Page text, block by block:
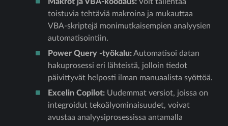
Makrot ja VBA-koodaus: Voit tallentaa
toistuvia tehtäviä makroina ja mukauttaa
VBA-skriptejä monimutkaisempien analyysien
automatisointiin.
Power Query -työkalu:Automatisoi datan
hakuprosessi eri lähteistä, jolloin tiedot
päivittyvät helposti ilman manuaalista syöttöä.
Excelin Copilot: Uudemmat versiot, joissa on
integroidut tekoälyominaisuudet, voivat
avustaa analyysiprosessissa antamalla